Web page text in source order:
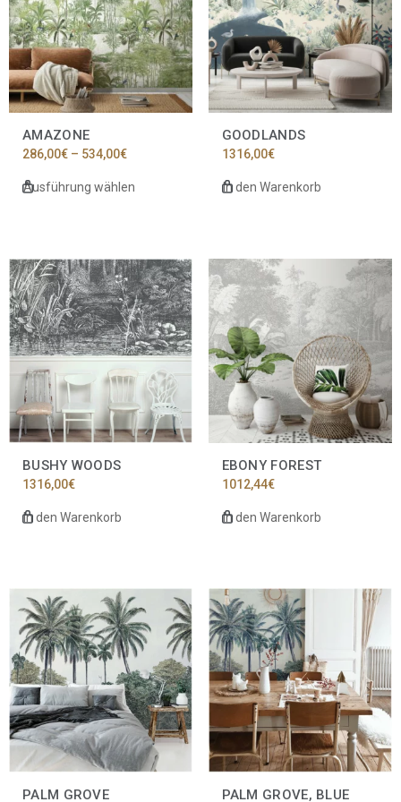
AMAZONE
286,00€ – 534,00€Preisspanne:
bis
534,00€
Ausführung wählen
Varianten
auf.
Die
Optionen
können
auf
der
gewählt
werden
GOODLANDS
1316,00€
In den Warenkorb
BUSHY WOODS
1316,00€
In den Warenkorb
EBONY FOREST
1012,44€
In den Warenkorb
PALM GROVE PALM GROVE, BLUE